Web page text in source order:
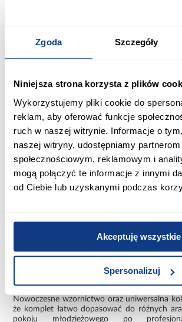
Zgoda Szczegóły
Niniejsza strona korzysta z plików
Wykorzystujemy pliki cookie do
reklam, aby oferować funkcje
ruch w naszej witrynie. Informacje o
naszej witryny, udostępniamy partnerom
społecznościowym, reklamowym i
mogą połączyć te informacje z innymi
od Ciebie lub uzyskanymi podczas
Akceptuję wszystkie
Spersonalizuj
ustawienie fotela do wzrostu użytkownika i
odpowiednią wentylację oraz komfort
podłokietniki wspierają ręce podczas pracy
gumowe kółka chronią podłogę przed
Solidna podstawa z tworzywa sztucznego
podnośnik gazowy odpowiadają za
użytkowanie fotela każdego dnia.
Wymiary fotela DRIFT:
wysokość całkowita: 120–130 cm
szerokość całkowita: 66 cm
głębokość całkowita: 67 cm
szerokość siedziska: 52 cm
Zestaw biurko narożne i
to doskonały wybór dla osób, które cenią
rozrywki. Duży blat roboczy,
ergonomiczny fotel sprawiają, że zestaw
codziennej pracy zdalnej, nauki i grania.
Nowoczesne wzornictwo oraz uniwersalna
że komplet łatwo dopasować do różnych
pokoju młodzieżowego po